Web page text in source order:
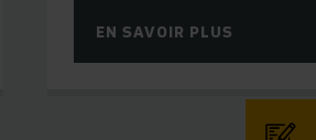
EN SAVOIR PLUS